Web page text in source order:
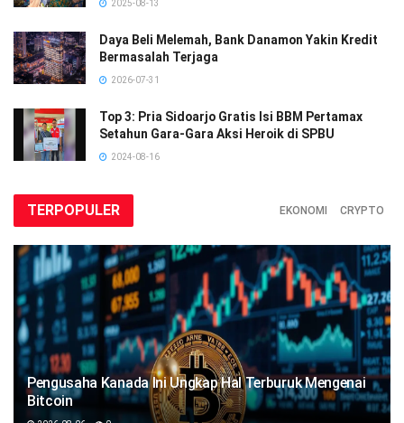
2025-08-13
Daya Beli Melemah, Bank Danamon Yakin Kredit
Bermasalah Terjaga
2026-07-31
Top 3: Pria Sidoarjo Gratis Isi BBM Pertamax
Setahun Gara-Gara Aksi Heroik di SPBU
2024-08-16
TERPOPULER EKONOMI CRYPTO
Pengusaha Kanada Ini Ungkap Hal Terburuk Mengenai
Bitcoin